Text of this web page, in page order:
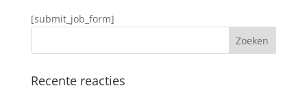
[submit_job_form]
Recente reacties